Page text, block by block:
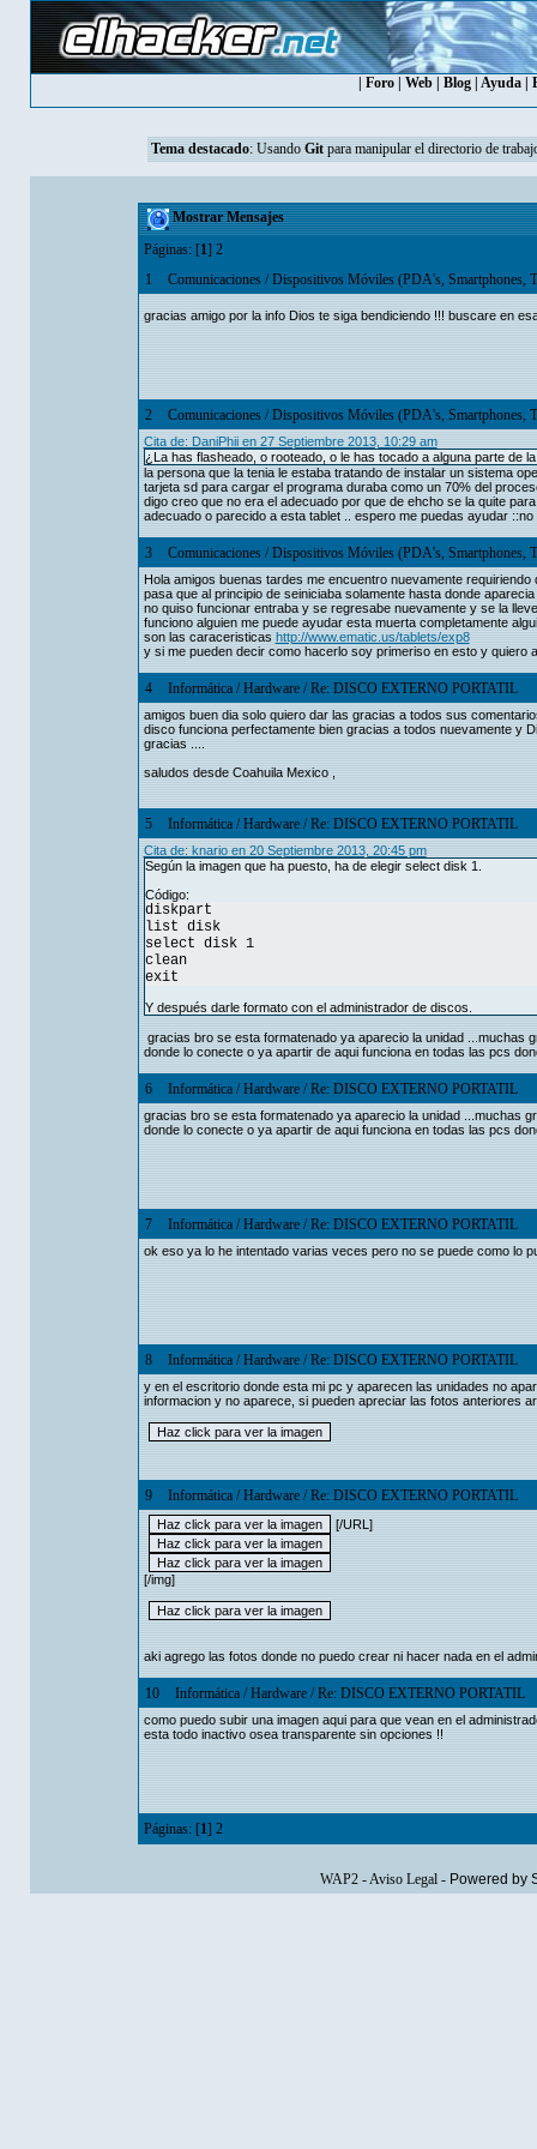
Foro| Web| Blog| Ayuda|
Tema destacado: Usando Git para manipular el directorio de
Mostrar Mensajes
Páginas: [1] 2
1
Comunicaciones/Dispositivos Móviles (PDA's, Smartphones,
gracias amigo por la info Dios te siga bendiciendo !!! buscare en
2 Comunicaciones/Dispositivos Móviles (PDA's, Smartphones,
Cita de: DaniPhii en 27 Septiembre 2013, 10:29 am
¿La has flasheado, o rooteado, o le has tocado a alguna parte de
la persona que la tenia le estaba tratando de instalar un sistema
tarjeta sd para cargar el programa duraba como un 70% del
digo creo que no era el adecuado por que de ehcho se la quite
adecuado o parecido a esta tablet .. espero me puedas ayudar
3 Comunicaciones/Dispositivos Móviles (PDA's, Smartphones,
Hola amigos buenas tardes me encuentro nuevamente
pasa que al principio de seiniciaba solamente hasta donde
no quiso funcionar entraba y se regresabe nuevamente y se la
funciono alguien me puede ayudar esta muerta completamente
son las caraceristicas http://www.ematic.us/tablets/exp8
y si me pueden decir como hacerlo soy primeriso en esto y
4 Informática/Hardware/Re: DISCO EXTERNO PORTATIL
amigos buen dia solo quiero dar las gracias a todos sus
disco funciona perfectamente bien gracias a todos nuevamente y
gracias ....
saludos desde Coahuila Mexico ,
5 Informática/Hardware/Re: DISCO EXTERNO PORTATIL
Cita de: knario en 20 Septiembre 2013, 20:45 pm
Según la imagen que ha puesto, ha de elegir select disk 1.
Código:
diskpart
list disk
select disk 1
clean
exit
Y después darle formato con el administrador de discos.
gracias bro se esta formatenado ya aparecio la unidad ...muchas
donde lo conecte o ya apartir de aqui funciona en todas las pcs
6 Informática/Hardware/Re: DISCO EXTERNO PORTATIL
gracias bro se esta formatenado ya aparecio la unidad ...muchas
donde lo conecte o ya apartir de aqui funciona en todas las pcs
7 Informática/Hardware/Re: DISCO EXTERNO PORTATIL
ok eso ya lo he intentado varias veces pero no se puede como lo
8 Informática/Hardware/Re: DISCO EXTERNO PORTATIL
y en el escritorio donde esta mi pc y aparecen las unidades no
informacion y no aparece, si pueden apreciar las fotos anteriores
9 Informática/Hardware/Re: DISCO EXTERNO PORTATIL
[/URL]
[/img]
aki agrego las fotos donde no puedo crear ni hacer nada en el
10 Informática/Hardware/Re: DISCO EXTERNO PORTATIL
como puedo subir una imagen aqui para que vean en el
esta todo inactivo osea transparente sin opciones !!
Páginas: [1] 2
WAP2-Aviso Legal- Powered by